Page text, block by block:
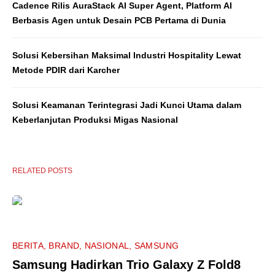
Cadence Rilis AuraStack AI Super Agent, Platform AI
Berbasis Agen untuk Desain PCB Pertama di Dunia
Solusi Kebersihan Maksimal Industri Hospitality Lewat
Metode PDIR dari Karcher
Solusi Keamanan Terintegrasi Jadi Kunci Utama dalam
Keberlanjutan Produksi Migas Nasional
RELATED POSTS
BERITA BRAND NASIONAL SAMSUNG
Samsung Hadirkan Trio Galaxy Z Fold8